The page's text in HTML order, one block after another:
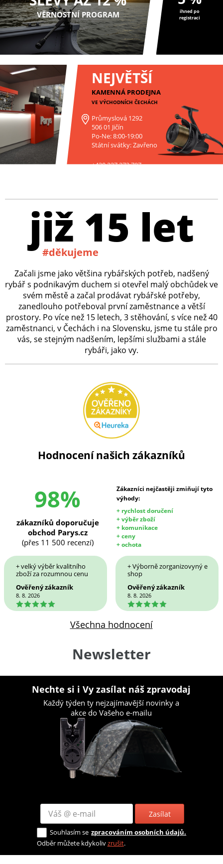
VĚRNOSTNÍ PROGRAM
ihned po
registraci
NEJVĚTŠÍ
KAMENNÁ PRODEJNA
VE VÝCHODNÍCH ČECHÁCH
Průmyslová 1292
506 01 Jičín
Po-Ne: 8:00-19:00
Státní svátky: Zavřeno
+420 227 272 797
již 15 let
#děkujeme
Začali jsme jako většina rybářských potřeb, nadšený
rybář s podnikavým duchem si otevřel malý obchůdek ve
svém městě a začal prodávat rybářské potřeby,
zanedlouho potřeboval první zaměstnance a větší
prostory. Po více než 15 letech, 3 stěhování, s více než 40
zaměstnanci, v Čechách i na Slovensku, jsme tu stále pro
vás, se stejným nadšením, lepšími službami a stále
rybáři, jako vy.
Hodnocení našich zákazníků
98%
Zákazníci nejčastěji zmiňují tyto
výhody:
+ rychlost doručení
+ výběr zboží
+ komunikace
+ ceny
+ ochota
zákazníků doporučuje
obchod Parys.cz
(přes 11 500 recenzí)
+ velký výběr kvalitního
zboží za rozumnou cenu
Ověřený zákazník
8. 8. 2026
5
+ Výborně zorganizovyný e
shop
Ověřený zákazník
8. 8. 2026
5
Všechna hodnocení
Newsletter
Nechte si i Vy zasílat náš zpravodaj
Každý týden ty nejzajímavější novinky a
akce do Vašeho e-mailu
Zasílat
Souhlasím se zpracováním osobních údajů.
Odběr můžete kdykolivzrušit.